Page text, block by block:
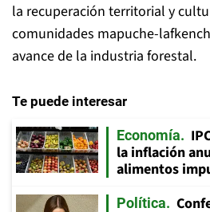
la recuperación territorial y
comunidades mapuche-
avance de la industria forestal.
Te puede interesar
Economía
la inflación
alimentos
Política